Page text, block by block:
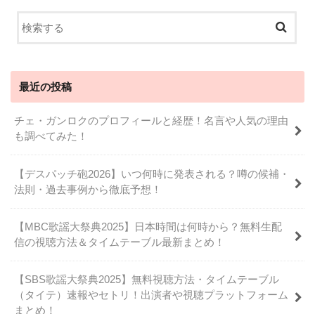
最近の投稿
チェ・ガンロクのプロフィールと経歴！名言や人気の理由
も調べてみた！
【デスパッチ砲2026】いつ何時に発表される？噂の候補・
法則・過去事例から徹底予想！
【MBC歌謡大祭典2025】日本時間は何時から？無料生配
信の視聴方法＆タイムテーブル最新まとめ！
【SBS歌謡大祭典2025】無料視聴方法・タイムテーブル
（タイテ）速報やセトリ！出演者や視聴プラットフォーム
まとめ！